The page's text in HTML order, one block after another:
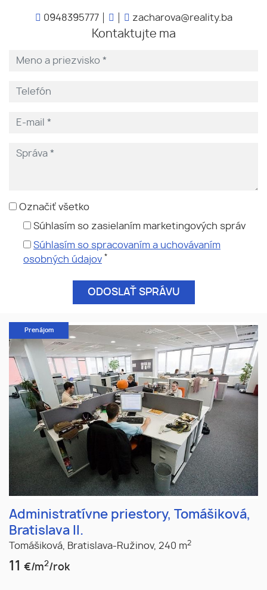
0948395777 zacharova@reality.ba
Kontaktujte ma
Označiť všetko
Súhlasím so zasielaním marketingových správ
Súhlasím so spracovaním a uchovávaním
osobných údajov *
Prenájom
Administratívne priestory, Tomášiková,
Bratislava II.
Tomášiková, Bratislava-Ružinov, 240 m2
11 €/m2/rok